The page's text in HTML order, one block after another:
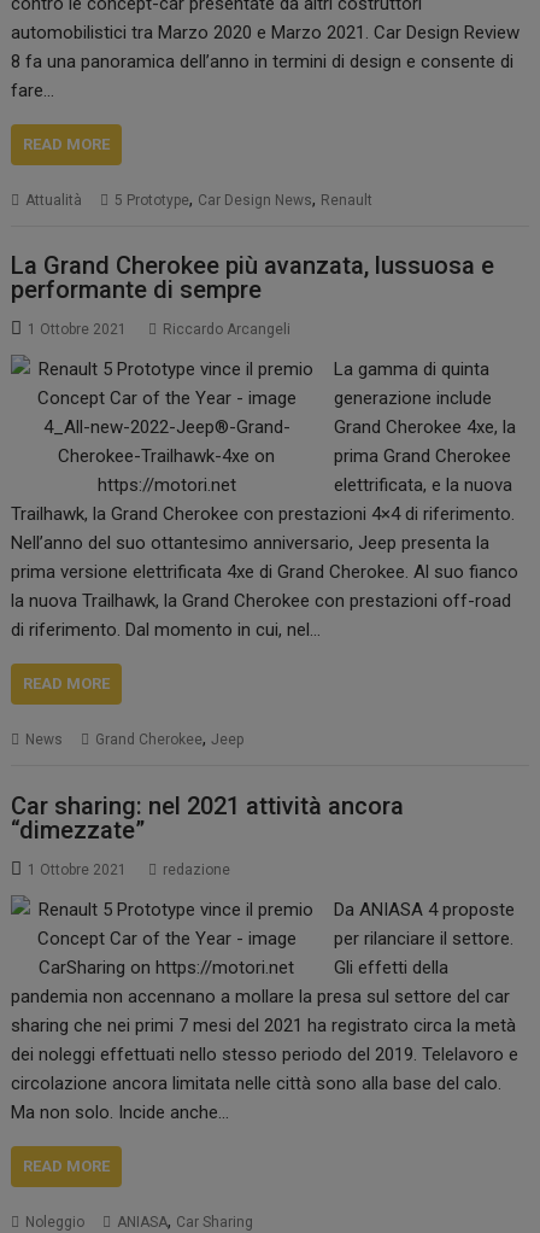
automobilistici tra Marzo 2020 e Marzo 2021. Car Design Review
8 fa una panoramica dell’anno in termini di design e consente di
fare…
READ MORE
Attualità 5 Prototype, Car Design News, Renault
La Grand Cherokee più avanzata, lussuosa e
performante di sempre
1 Ottobre 2021 Riccardo Arcangeli
La gamma di quinta
generazione include
Grand Cherokee 4xe, la
prima Grand Cherokee
elettrificata, e la nuova
Trailhawk, la Grand Cherokee con prestazioni 4×4 di riferimento.
Nell’anno del suo ottantesimo anniversario, Jeep presenta la
prima versione elettrificata 4xe di Grand Cherokee. Al suo fianco
la nuova Trailhawk, la Grand Cherokee con prestazioni off-road
di riferimento. Dal momento in cui, nel…
READ MORE
News Grand Cherokee,Jeep
Car sharing: nel 2021 attività ancora
“dimezzate”
1 Ottobre 2021 redazione
Da ANIASA 4 proposte
per rilanciare il settore.
Gli effetti della
pandemia non accennano a mollare la presa sul settore del car
sharing che nei primi 7 mesi del 2021 ha registrato circa la metà
dei noleggi effettuati nello stesso periodo del 2019. Telelavoro e
circolazione ancora limitata nelle città sono alla base del calo.
Ma non solo. Incide anche…
READ MORE
Noleggio ANIASA, Car Sharing